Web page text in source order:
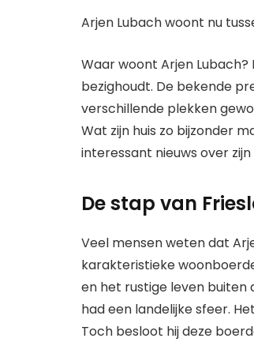
Arjen Lubach woont nu
Waar woont Arjen Lubach?
bezighoudt. De bekende
verschillende plekken
Wat zijn huis zo bijzonder
interessant nieuws over
De stap van
Veel mensen weten dat
karakteristieke
en het rustige leven buiten
had een landelijke sfeer.
Toch besloot hij deze